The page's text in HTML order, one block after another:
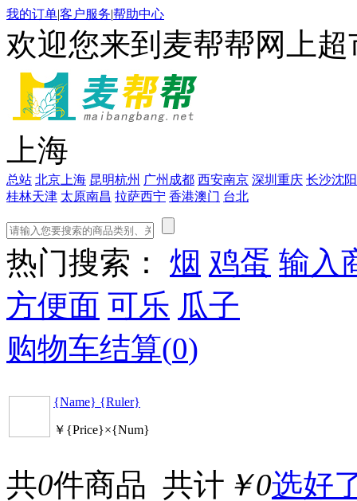
我的订单|客户服务|帮助中心
欢迎您来到麦帮帮网上
上海
总站 北京 上海 昆明杭州 广州 成都 西安南京 深圳 重庆 长沙沈阳
桂林天津 太原南昌 拉萨西宁 香港澳门 台北
热门搜索： 烟 鸡蛋 输入
方便面 可乐 瓜子
购物车结算(0)
{Name} {Ruler}
￥{Price}×{Num}
共0件商品 共计 ￥0选好